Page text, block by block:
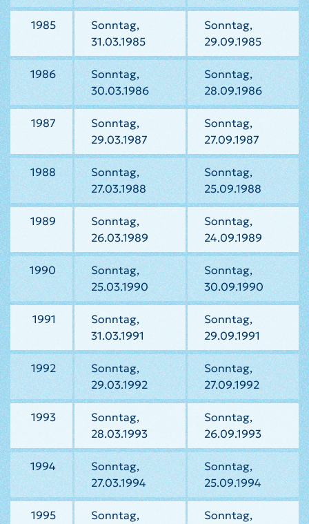
1985
Sonntag,
31.03.1985
Sonntag,
29.09.1985
1986
Sonntag,
30.03.1986
Sonntag,
28.09.1986
1987
Sonntag,
29.03.1987
Sonntag,
27.09.1987
1988
Sonntag,
27.03.1988
Sonntag,
25.09.1988
1989
Sonntag,
26.03.1989
Sonntag,
24.09.1989
1990
Sonntag,
25.03.1990
Sonntag,
30.09.1990
1991
Sonntag,
31.03.1991
Sonntag,
29.09.1991
1992
Sonntag,
29.03.1992
Sonntag,
27.09.1992
1993
Sonntag,
28.03.1993
Sonntag,
26.09.1993
1994
Sonntag,
27.03.1994
Sonntag,
25.09.1994
1995
Sonntag,
Sonntag,